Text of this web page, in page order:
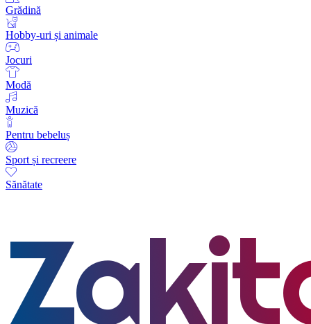
Grădină
Hobby-uri și animale
Jocuri
Modă
Muzică
Pentru bebeluș
Sport și recreere
Sănătate